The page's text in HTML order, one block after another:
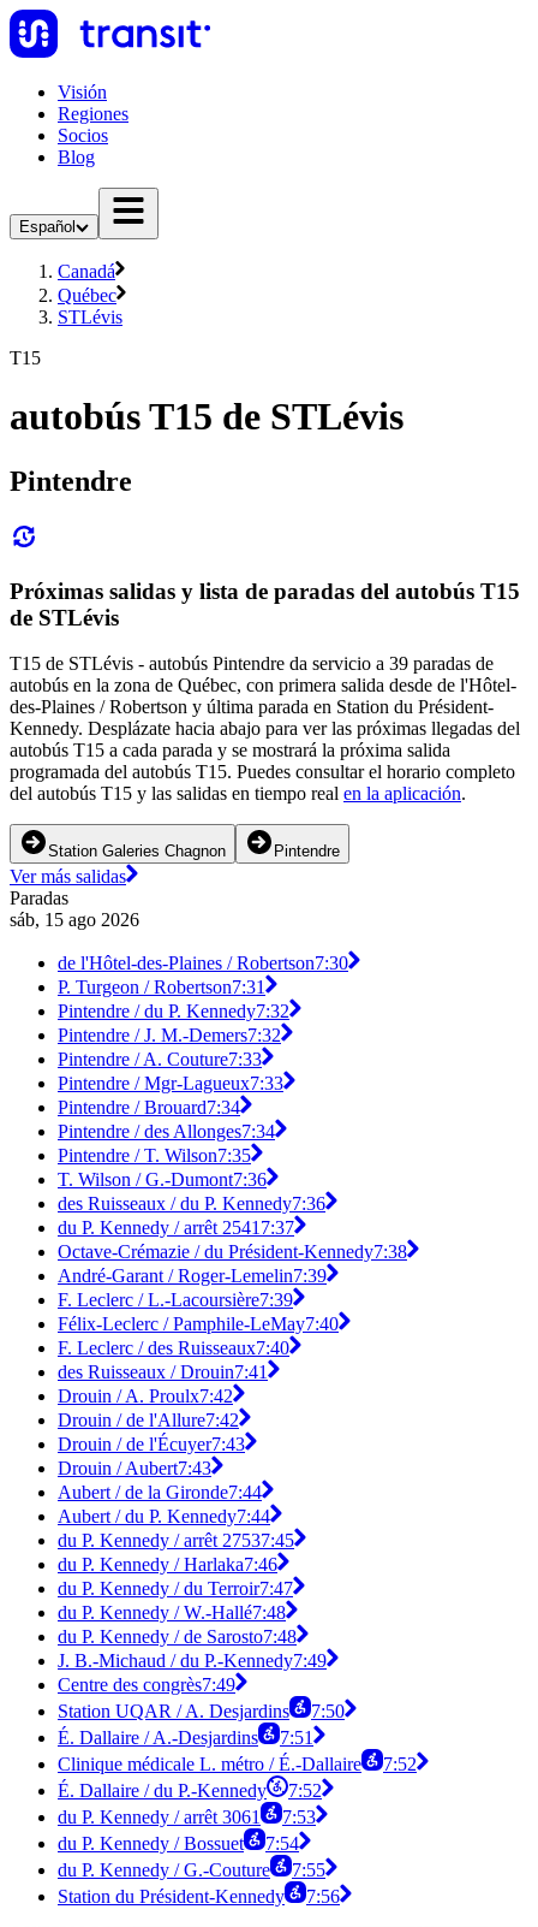
Visión
Regiones
Socios
Blog
Español
Canadá
Québec
STLévis
T15
autobús T15 de STLévis
Pintendre
Próximas salidas y lista de paradas del autobús T15
de STLévis
T15 de STLévis - autobús Pintendre da servicio a 39 paradas de
autobús en la zona de Québec, con primera salida desde de l'Hôtel-
des-Plaines / Robertson y última parada en Station du Président-
Kennedy. Desplázate hacia abajo para ver las próximas llegadas del
autobús T15 a cada parada y se mostrará la próxima salida
programada del autobús T15. Puedes consultar el horario completo
del autobús T15 y las salidas en tiempo real en la aplicación.
Station Galeries Chagnon Pintendre
Ver más salidas
Paradas
sáb, 15 ago 2026
de l'Hôtel-des-Plaines / Robertson7:30
P. Turgeon / Robertson7:31
Pintendre / du P. Kennedy7:32
Pintendre / J. M.-Demers7:32
Pintendre / A. Couture7:33
Pintendre / Mgr-Lagueux7:33
Pintendre / Brouard7:34
Pintendre / des Allonges7:34
Pintendre / T. Wilson7:35
T. Wilson / G.-Dumont7:36
des Ruisseaux / du P. Kennedy7:36
du P. Kennedy / arrêt 2541 7:37
Octave-Crémazie / du Président-Kennedy7:38
André-Garant / Roger-Lemelin7:39
F. Leclerc / L.-Lacoursière7:39
Félix-Leclerc / Pamphile-LeMay7:40
F. Leclerc / des Ruisseaux7:40
des Ruisseaux / Drouin7:41
Drouin / A. Proulx7:42
Drouin / de l'Allure7:42
Drouin / de l'Écuyer7:43
Drouin / Aubert7:43
Aubert / de la Gironde7:44
Aubert / du P. Kennedy7:44
du P. Kennedy / arrêt 27537:45
du P. Kennedy / Harlaka7:46
du P. Kennedy / du Terroir7:47
du P. Kennedy / W.-Hallé7:48
du P. Kennedy / de Sarosto7:48
J. B.-Michaud / du P.-Kennedy7:49
Centre des congrès7:49
Station UQAR / A. Desjardins
7:50
É. Dallaire / A.-Desjardins
7:51
Clinique médicale L. métro / É.-Dallaire
7:52
É. Dallaire / du P.-Kennedy
7:52
du P. Kennedy / arrêt 3061
7:53
du P. Kennedy / Bossuet
7:54
du P. Kennedy / G.-Couture
7:55
Station du Président-Kennedy
7:56